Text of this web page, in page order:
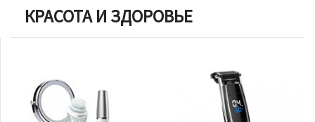
КРАСОТА И ЗДОРОВЬЕ